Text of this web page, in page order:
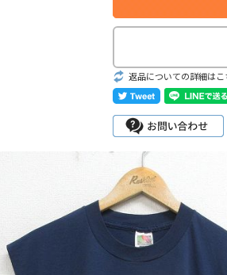
Search by Brand
ラルフ ローレ
チャンピオン
カーハート
返品についての詳細はこ